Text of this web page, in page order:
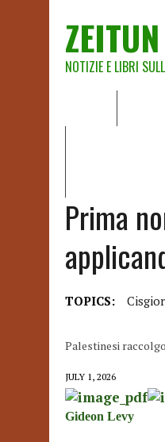
ZEITUN
NOTIZIE E LIBRI
Prima
TOPICS:
Palestinesi
JULY 1, 2026
Gideon Levy